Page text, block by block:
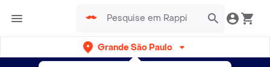
Grande São Paulo